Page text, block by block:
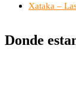
Xataka –
Donde